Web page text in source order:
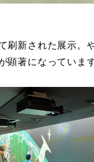
刷新された展示。
顕著になっています